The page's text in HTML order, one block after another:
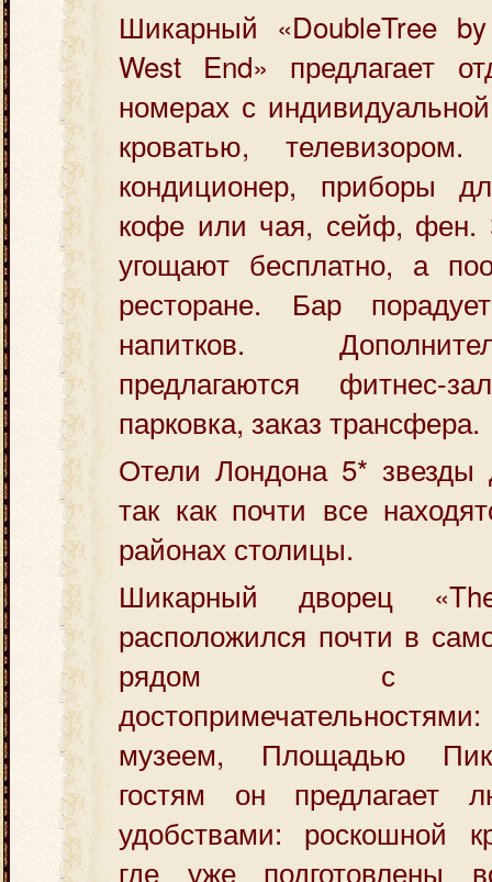
Шикарный «DoubleTree
West End» предлагает
номерах с
кроватью,
кондиционер, приборы
кофе или чая, сейф, фен.
угощают бесплатно, а
ресторане. Бар
напитков.
предлагаются фитнес-
парковка, заказ трансфера.
Отели Лондона 5* звезды
так как почти все
районах столицы.
Шикарный дворец
расположился почти в
рядом с
музеем, Площадью
гостям он предлагает
удобствами: роскошной
где уже подготовлены